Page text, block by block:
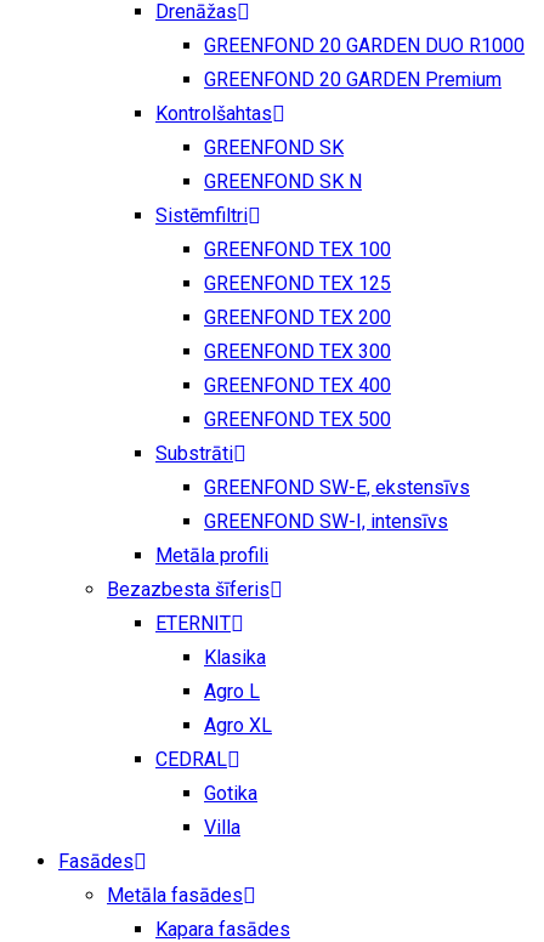
Drenāžas
GREENFOND 20 GARDEN DUO R1000
GREENFOND 20 GARDEN Premium
Kontrolšahtas
GREENFOND SK
GREENFOND SK N
Sistēmfiltri
GREENFOND TEX 100
GREENFOND TEX 125
GREENFOND TEX 200
GREENFOND TEX 300
GREENFOND TEX 400
GREENFOND TEX 500
Substrāti
GREENFOND SW-E, ekstensīvs
GREENFOND SW-I, intensīvs
Metāla profili
Bezazbesta šīferis
ETERNIT
Klasika
Agro L
Agro XL
CEDRAL
Gotika
Villa
Fasādes
Metāla fasādes
Kapara fasādes